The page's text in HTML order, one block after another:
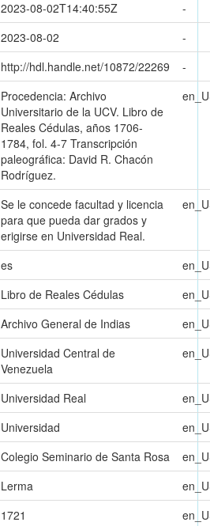
2023-08-02T14:40:55Z
-
2023-08-02
-
http://hdl.handle.net/10872/22269
-
Procedencia: Archivo
Universitario de la UCV. Libro de
Reales Cédulas, años 1706-
1784, fol. 4-7 Transcripción
paleográfica: David R. Chacón
Rodríguez.
Se le concede facultad y licencia
para que pueda dar grados y
erigirse en Universidad Real.
es
Libro de Reales Cédulas
Archivo General de Indias
Universidad Central de
Venezuela
Universidad Real
Universidad
Colegio Seminario de Santa Rosa
Lerma
1721